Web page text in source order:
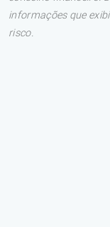
informações que
risco.